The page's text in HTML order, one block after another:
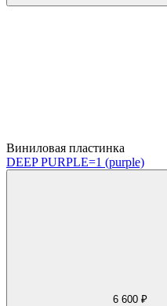
Виниловая пластинка
DEEP PURPLE=1 (purple)
6 600 ₽